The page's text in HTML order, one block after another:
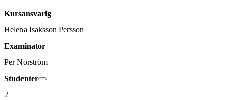
Kursansvarig
Helena Isaksson Persson
Examinator
Per Norström
Studenter
2